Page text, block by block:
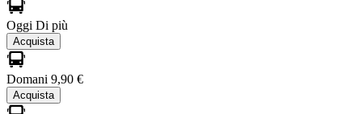
Oggi Di più
Acquista
Domani 9,90 €
Acquista